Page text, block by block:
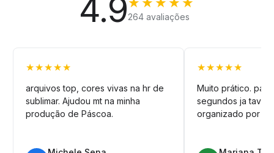
4.9264 avaliações
★★★★★
arquivos top, cores vivas na hr de
sublimar. Ajudou mt na minha
produção de Páscoa.
★★★★★
Muito prático.
segundos ja tava
organizado por